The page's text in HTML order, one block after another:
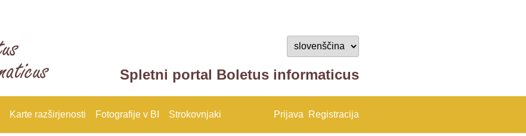
Spletni portal Boletus informaticus
Karte razširjenosti Fotografije v BI Strokovnjaki Prijava Registracija